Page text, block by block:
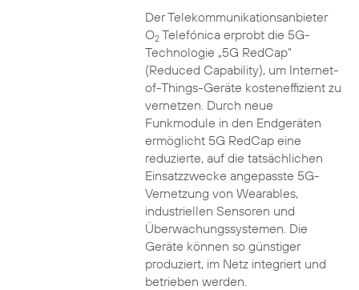
Der Telekommunikationsanbieter
O2Telefónica erprobt die 5G-
Technologie „5G RedCap“
(Reduced Capability), um Internet-
of-Things-Geräte kosteneffizient zu
vernetzen. Durch neue
Funkmodule in den Endgeräten
ermöglicht 5G RedCap eine
reduzierte, auf die tatsächlichen
Einsatzzwecke angepasste 5G-
Vernetzung von Wearables,
industriellen Sensoren und
Überwachungssystemen. Die
Geräte können so günstiger
produziert, im Netz integriert und
betrieben werden.